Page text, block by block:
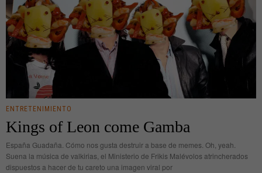
ENTRETENIMIENTO
Kings of Leon come Gamba
España Guadaña. Cómo nos gusta destruir a base de memes. Oh, yeah.
Suena la música de valkirias, el Ministerio de Frikis Malévolos atrincherados
dispuestos a hacer de tu careto una imagen viral por